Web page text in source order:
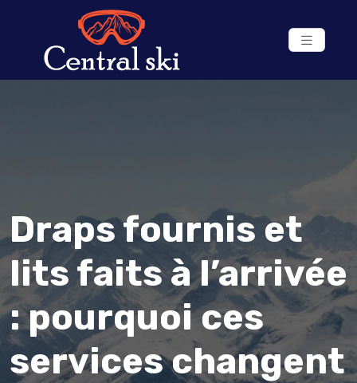
Draps fournis et
lits faits à l’arrivée
: pourquoi ces
services changent